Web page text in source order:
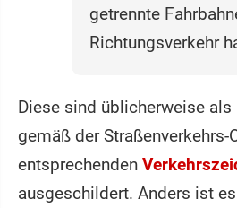
getrennte
Richtungsverkehr
Diese sind üblicherweise als
gemäß der Straßenverkehrs-
entsprechenden
ausgeschildert. Anders ist